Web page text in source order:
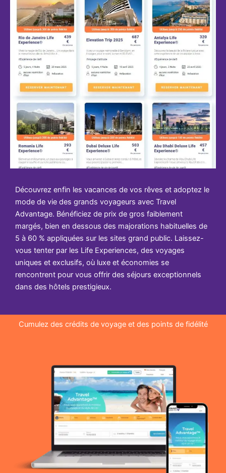
Découvrez enfin les vacances de vos rêves et adoptez le
mode de vie des grands voyageurs avec Travel
Advantage. Bénéficiez de prix de gros faiblement
margés, bien en dessous des majorations habituelles de
5 à 60 % appliquées sur les sites grand public. Laissez-
vous tenter par les Life Experiences, des voyages
uniques et exclusifs, où luxe et économies se
rencontrent pour vous offrir des séjours exceptionnels
dans des hôtels prestigieux.
Cumulez des crédits de voyage et des points de fidélité